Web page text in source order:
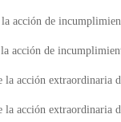
la acción de
acción de
la acción extraordinaria
la acción extraordinaria